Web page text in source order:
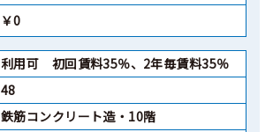
￥0
利用可 初回賃料35％、2年毎賃料35％
48
鉄筋コンクリート造・10階